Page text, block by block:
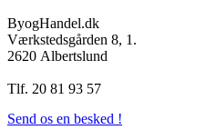
ByogHandel.dk
Værkstedsgården 8, 1.
2620 Albertslund
Tlf. 20 81 93 57
Send os en besked !